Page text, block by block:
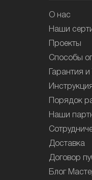
О нас
Наши
Проекты
Способы
Гарантия
Порядок
Наши
Доставка
Договор
Блог